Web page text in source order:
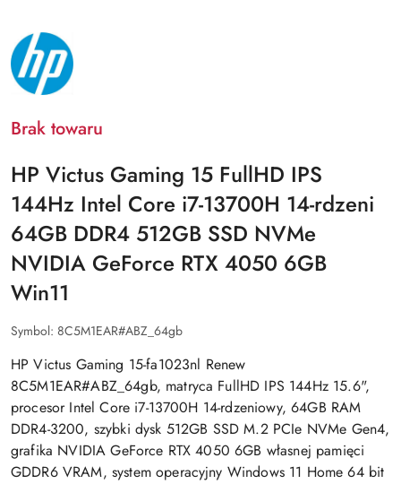
NAZWA
PRODUCENTA:
HP
Brak towaru
HP Victus Gaming 15 FullHD IPS
144Hz Intel Core i7-13700H 14-rdzeni
64GB DDR4 512GB SSD NVMe
NVIDIA GeForce RTX 4050 6GB
Win11
Symbol: 8C5M1EAR#ABZ_64gb
HP Victus Gaming 15-fa1023nl Renew
8C5M1EAR#ABZ_64gb, matryca FullHD IPS 144Hz 15.6",
procesor Intel Core i7-13700H 14-rdzeniowy, 64GB RAM
DDR4-3200, szybki dysk 512GB SSD M.2 PCIe NVMe Gen4,
grafika NVIDIA GeForce RTX 4050 6GB własnej pamięci
GDDR6 VRAM, system operacyjny Windows 11 Home 64 bit